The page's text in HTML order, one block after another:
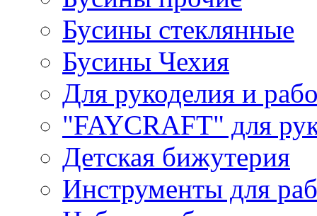
Бусины стеклянные
Бусины Чехия
Для рукоделия и
"FAYCRAFT" для
Детская бижутерия
Инструменты для